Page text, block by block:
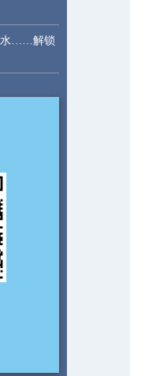
水……解锁